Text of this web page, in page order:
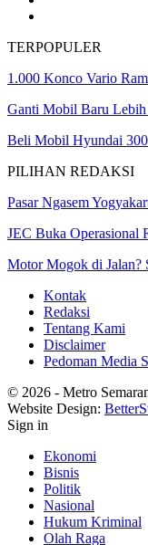
TERPOPULER
1.000 Konco Vario
Ganti Mobil Baru
Beli Mobil Hyundai
PILIHAN REDAKSI
Pasar Ngasem
JEC Buka Operasional
Motor Mogok di Jalan?
Kontak
Redaksi
Tentang Kami
Disclaimer
Pedoman Media
© 2026 - Metro
Website Design:
Sign in
Ekonomi
Bisnis
Politik
Nasional
Hukum Kriminal
Olah Raga